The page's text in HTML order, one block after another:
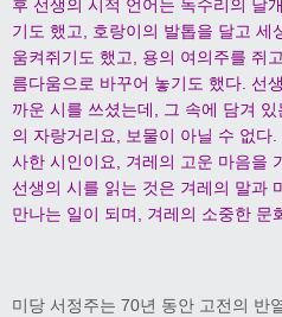
후 선생의 시적 언어는 독수리의 날
기도 했고, 호랑이의 발톱을 달고 세
움켜쥐기도 했고, 용의 여의주를 쥐
름다움으로 바꾸어 놓기도 했다. 선
까운 시를 쓰셨는데, 그 속에 담겨
의 자랑거리요, 보물이 아닐 수 없다
사한 시인이요, 겨레의 고운 마음을
선생의 시를 읽는 것은 겨레의 말과
만나는 일이 되며, 겨레의 소중한 문
미당 서정주는 70년 동안 고전의 반